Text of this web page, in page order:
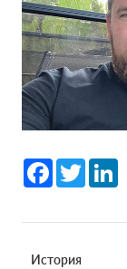
Facebook
Twitter
История